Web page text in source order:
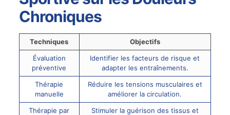
Chroniques
Techniques
Objectifs
Évaluation
préventive
Identifier les facteurs de risque et
adapter les entraînements.
Thérapie
manuelle
Réduire les tensions musculaires et
améliorer la circulation.
Thérapie par
Stimuler la guérison des tissus et